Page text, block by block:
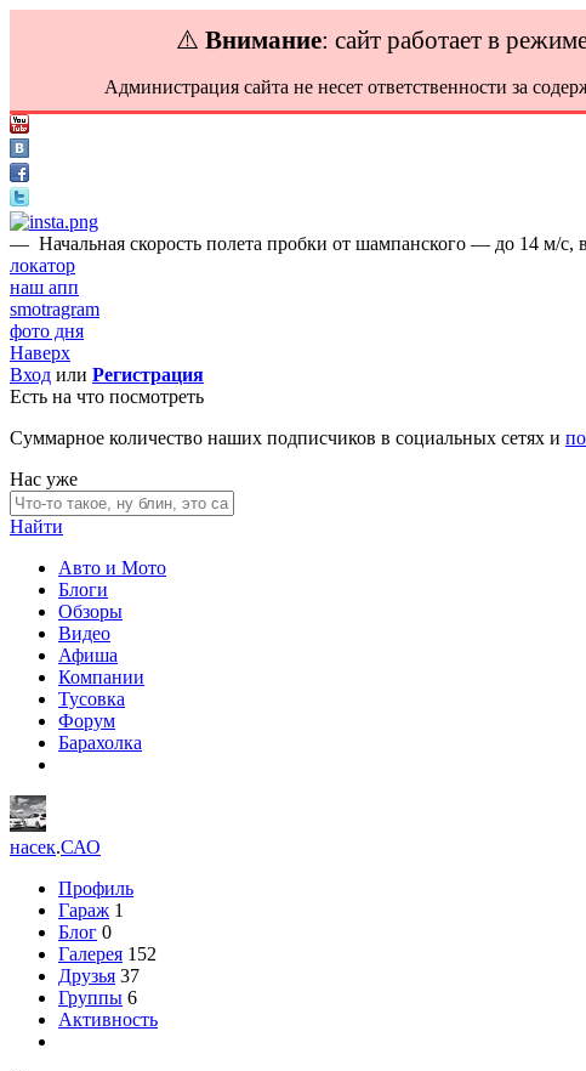
⚠️ Внимание: сайт работает в
Администрация сайта не несет ответственности за
— Начальная скорость полета пробки от шампанского — до 14 м/с,
локатор
наш апп
smotragram
фото дня
Наверх
Вход или Регистрация
Есть на что посмотреть
Суммарное количество наших подписчиков в социальных сетях и
Нас уже
Найти
Авто и Мото
Блоги
Обзоры
Видео
Афиша
Компании
Тусовка
Форум
Барахолка
насек.САО
Профиль
Гараж 1
Блог 0
Галерея 152
Друзья 37
Группы 6
Активность